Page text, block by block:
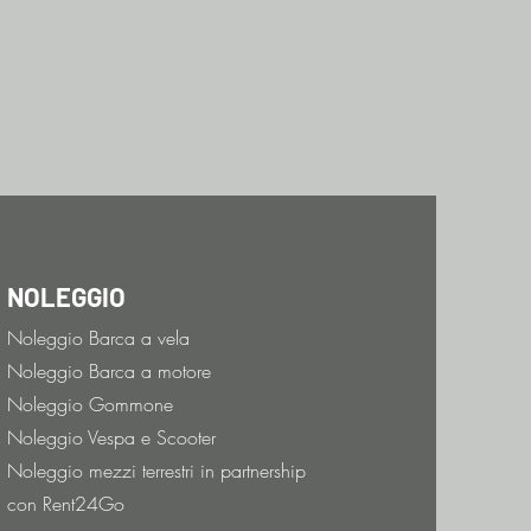
NOLEGGIO
Noleggio Barca a vela
Noleggio Barca a motore
Noleggio Gommone
Noleggio Vespa e Scooter
Noleggio mezzi terrestri in partnership
con Rent24Go